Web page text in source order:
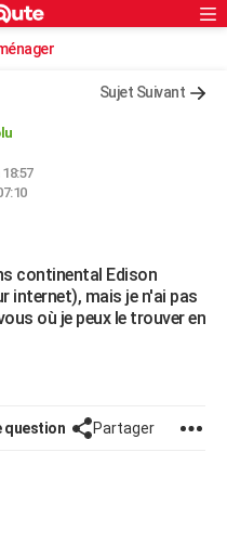
Sujet Suivant
continental Edison
internet), mais je n'ai pas
où je peux le trouver en
question Partager